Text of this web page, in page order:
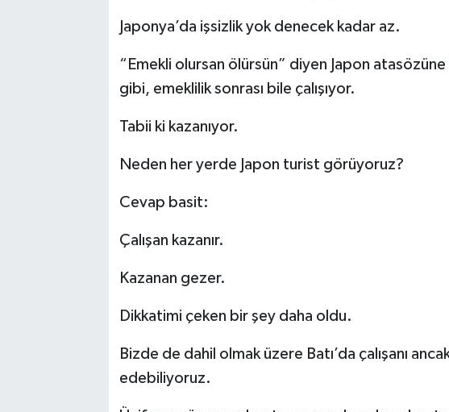
Japonya’da işsizlik yok denecek kadar az.
“Emekli olursan ölürsün” diyen Japon
gibi, emeklilik sonrası bile çalışıyor.
Tabii ki kazanıyor.
Neden her yerde Japon turist görüyoruz?
Cevap basit:
Çalışan kazanır.
Kazanan gezer.
Dikkatimi çeken bir şey daha oldu.
Bizde de dahil olmak üzere Batı’da çalışanı
edebiliyoruz.